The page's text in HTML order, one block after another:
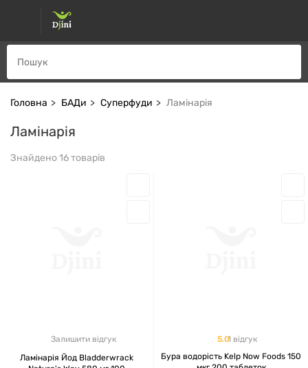
Головна БАДи Суперфуди Ламінарія
Ламінарія
Знайдено 16 товарів
Залишити відгук
Ламінарія Йод Bladderwrack
5.01 відгук
Бура водорість Kelp Now Foods 150